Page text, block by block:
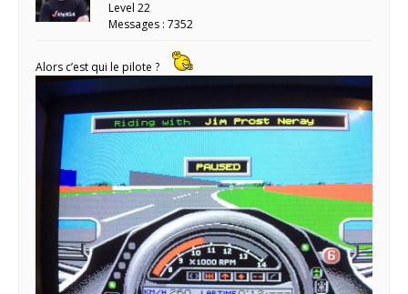
Level 22
Messages : 7352
Alors c’est qui le pilote ?